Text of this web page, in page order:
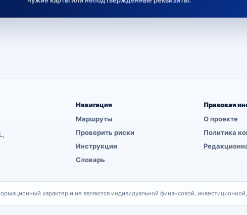
Навигация
Маршруты
Проверить риски
Инструкции
Словарь
Правовая
О проекте
Политика
характер и не являются индивидуальной финансовой,